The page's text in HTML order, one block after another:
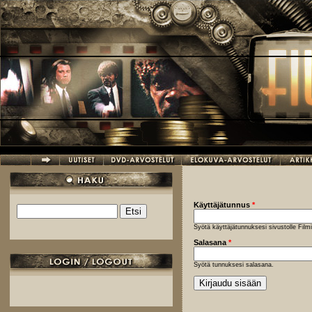
Hyppää pääsisältöön
Hakulomake
Käyttäjätunnus *
Syötä käyttäjätunnuksesi sivustolle
Salasana *
Syötä tunnuksesi salasana.